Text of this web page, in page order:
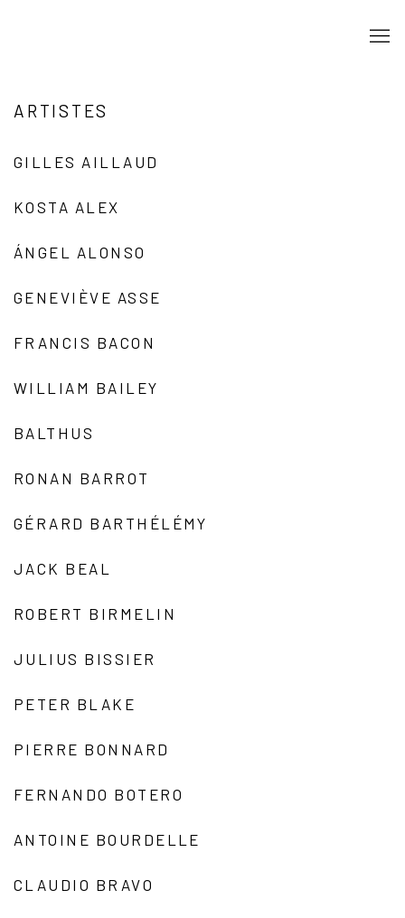
ARTISTES
GILLES AILLAUD
KOSTA ALEX
ÁNGEL ALONSO
GENEVIÈVE ASSE
FRANCIS BACON
WILLIAM BAILEY
BALTHUS
RONAN BARROT
GÉRARD BARTHÉLÉMY
JACK BEAL
ROBERT BIRMELIN
JULIUS BISSIER
PETER BLAKE
PIERRE BONNARD
FERNANDO BOTERO
ANTOINE BOURDELLE
CLAUDIO BRAVO